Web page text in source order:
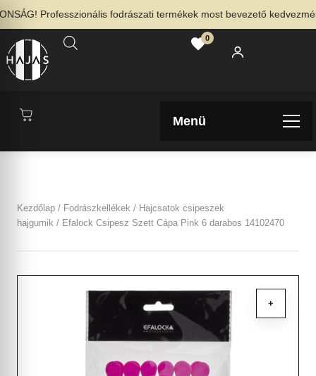
Professzionális fodrászati termékek most bevezető
0
Menü
Kezdőlap / Fodrászkellékek / Hajcsatok csipeszek
hajgumik / Efalock Csipesz Szett Cápa Pink 6 darabos 14102470
+